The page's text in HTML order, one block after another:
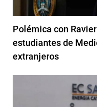
Polémica con
estudiantes de
extranjeros